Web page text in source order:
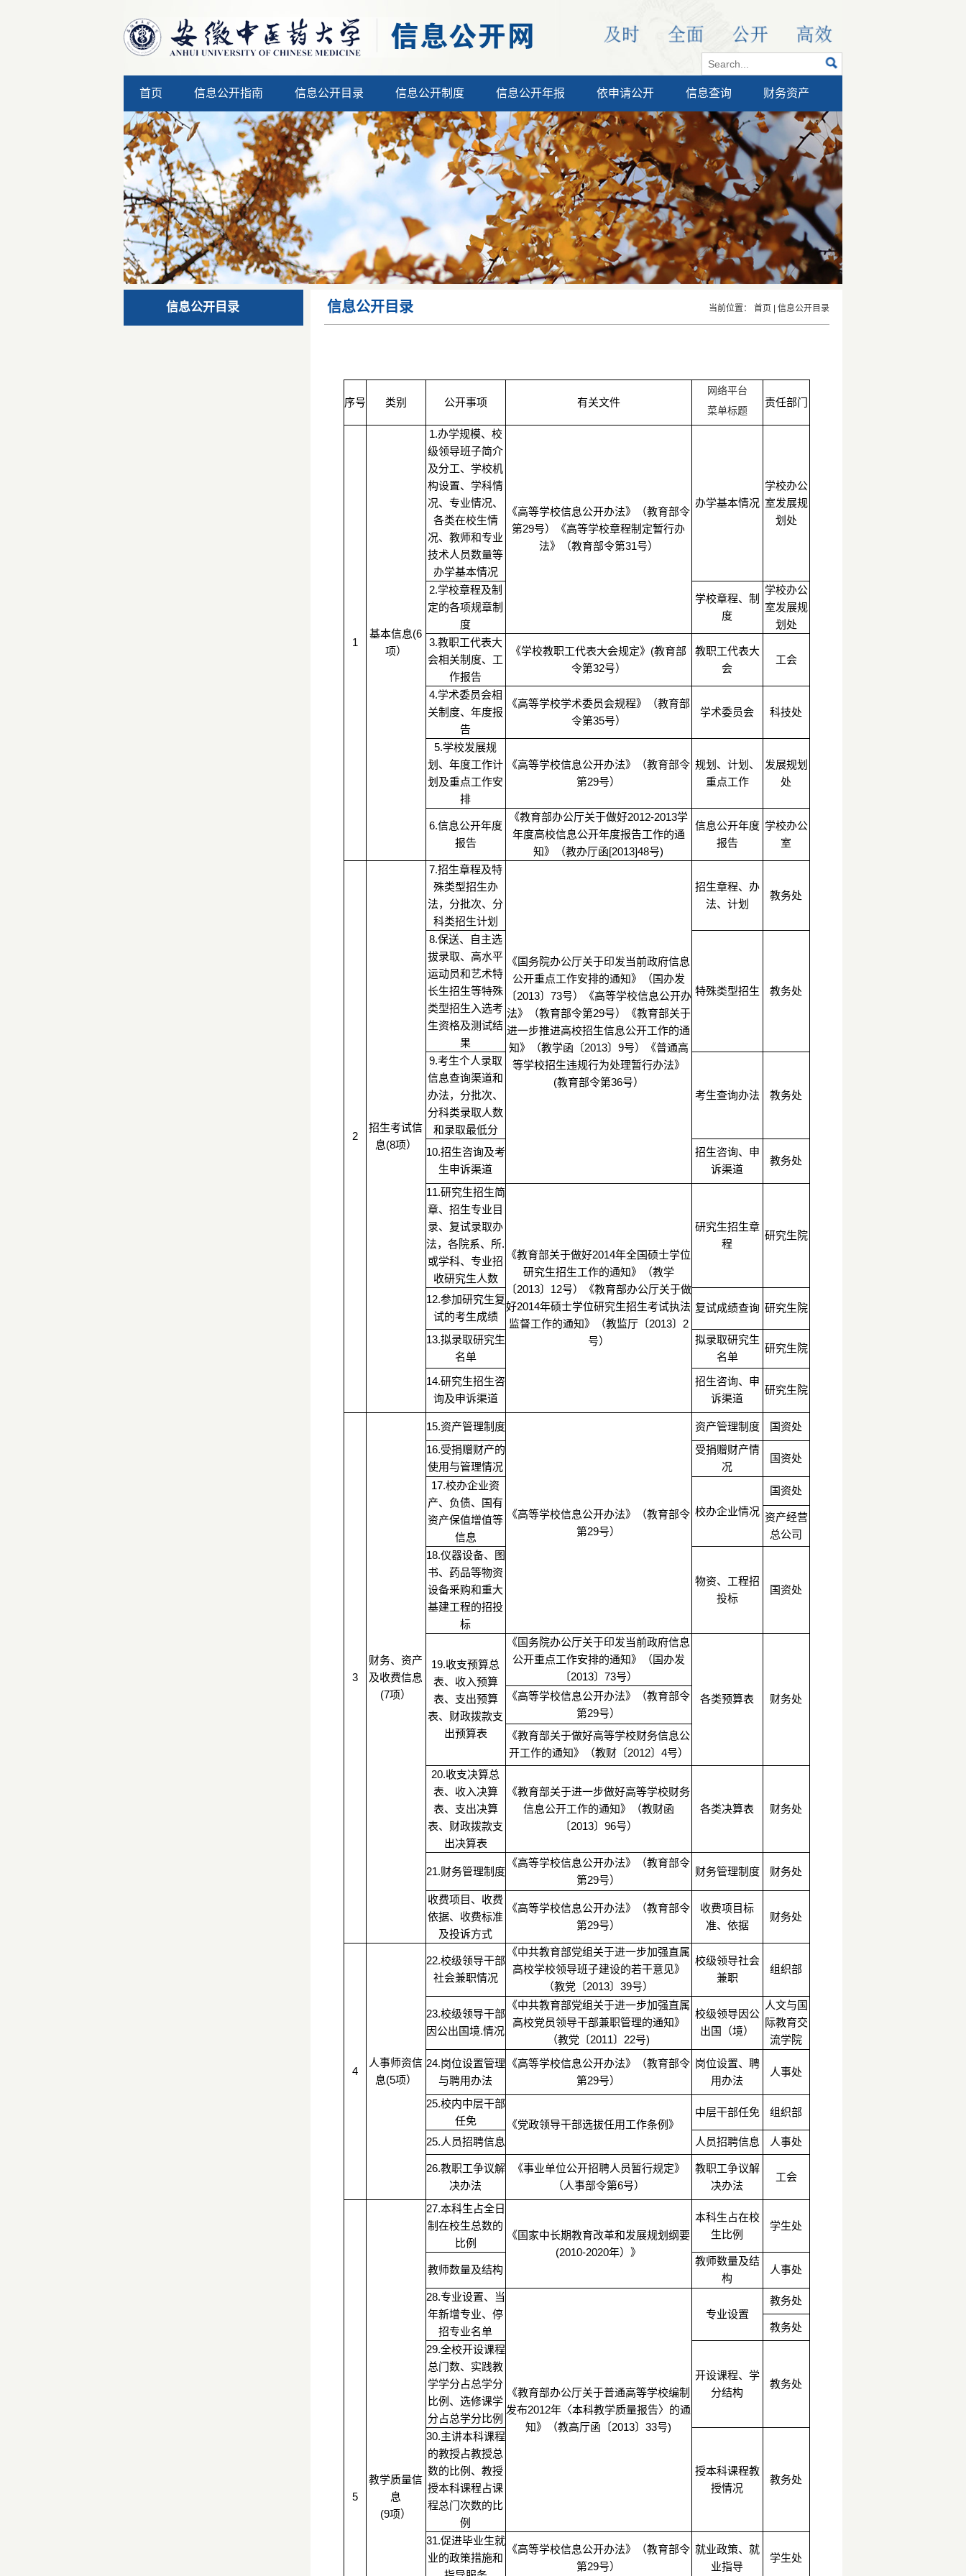
首页 信息公开指南 信息公开目录 信息公开制度 信息公开年报 依申请公开 信息查询 财务资产
信息公开目录 信息公开目录 当前位置： 首页 信息公开目录
序号 类别 公开事项 有关文件
网络平台
菜单标题
责任部门
1
基本信息(6
项）
1.办学规模、校
级领导班子简介
及分工、学校机
构设置、学科情
况、专业情况、
各类在校生情
况、教师和专业
技术人员数量等
办学基本情况
《高等学校信息公开办法》（教育部令
第29号）《高等学校章程制定暂行办
法》（教育部令第31号）
办学基本情况
学校办公
室发展规
划处
2.学校章程及制
定的各项规章制
度
学校章程、制
度
学校办公
室发展规
划处
3.教职工代表大
会相关制度、工
作报告
《学校教职工代表大会规定》(教育部
令第32号）
教职工代表大
会
工会
4.学术委员会相
关制度、年度报
告
《高等学校学术委员会规程》（教育部
令第35号）
学术委员会 科技处
5.学校发展规
划、年度工作计
划及重点工作安
排
《高等学校信息公开办法》（教育部令
第29号）
规划、计划、
重点工作
发展规划
处
6.信息公开年度
报告
《教育部办公厅关于做好2012-2013学
年度高校信息公开年度报告工作的通
知》（教办厅函[2013]48号)
信息公开年度
报告
学校办公
室
2
招生考试信
息(8项）
7.招生章程及特
殊类型招生办
法，分批次、分
科类招生计划
《国务院办公厅关于印发当前政府信息
公开重点工作安排的通知》（国办发
〔2013〕73号）《高等学校信息公开办
法》（教育部令第29号）《教育部关于
进一步推进高校招生信息公开工作的通
知》（教学函〔2013〕9号）《普通高
等学校招生违规行为处理暂行办法》
(教育部令第36号）
招生章程、办
法、计划
教务处
8.保送、自主选
拔录取、高水平
运动员和艺术特
长生招生等特殊
类型招生入选考
生资格及测试结
果
特殊类型招生 教务处
9.考生个人录取
信息查询渠道和
办法，分批次、
分科类录取人数
和录取最低分
考生查询办法 教务处
10.招生咨询及考
生申诉渠道
招生咨询、申
诉渠道
教务处
11.研究生招生简
章、招生专业目
录、复试录取办
法，各院系、所.
或学科、专业招
收研究生人数
《教育部关于做好2014年全国硕士学位
研究生招生工作的通知》（教学
〔2013〕12号）《教育部办公厅关于做
好2014年硕士学位研究生招生考试执法
监督工作的通知》（教监厅〔2013〕2
号）
研究生招生章
程
研究生院
12.参加研究生复
试的考生成绩
复试成绩查询 研究生院
13.拟录取研究生
名单
拟录取研究生
名单
研究生院
14.研究生招生咨
询及申诉渠道
招生咨询、申
诉渠道
研究生院
3
财务、资产
及收费信息
(7项）
15.资产管理制度
《高等学校信息公开办法》（教育部令
第29号）
资产管理制度
国资处
16.受捐赠财产的
使用与管理情况
受捐赠财产情
况
国资处
17.校办企业资
产、负债、国有
资产保值增值等
信息
校办企业情况
国资处
资产经营
总公司
18.仪器设备、图
书、药品等物资
设备釆购和重大
基建工程的招投
标
物资、工程招
投标
国资处
19.收支预算总
表、收入预算
表、支出预算
表、财政拨款支
出预算表
《国务院办公厅关于印发当前政府信息
公开重点工作安排的通知》（国办发
〔2013〕73号）
各类预算表
财务处
《高等学校信息公开办法》（教育部令
第29号）
《教育部关于做好高等学校财务信息公
开工作的通知》（教财〔2012〕4号）
20.收支决算总
表、收入决算
表、支出决算
表、财政拨款支
出决算表
《教育部关于进一步做好高等学校财务
信息公开工作的通知》（教财函
〔2013〕96号）
各类决算表 财务处
21.财务管理制度
《高等学校信息公开办法》（教育部令
第29号）
财务管理制度 财务处
收费项目、收费
依据、收费标准
及投诉方式
《高等学校信息公开办法》（教育部令
第29号）
收费项目标
准、依据
财务处
4
人事师资信
息(5项）
22.校级领导干部
社会兼职情况
《中共教育部党组关于进一步加强直属
高校学校领导班子建设的若干意见》
（教党〔2013〕39号）
校级领导社会
兼职
组织部
23.校级领导干部
因公出国境.情况
《中共教育部党组关于进一步加强直属
高校党员领导干部兼职管理的通知》
（教党〔2011〕22号)
校级领导因公
出国（境）
人文与国
际教育交
流学院
24.岗位设置管理
与聘用办法
《高等学校信息公开办法》（教育部令
第29号）
岗位设置、聘
用办法
人事处
25.校内中层干部
任免
《党政领导干部选拔任用工作条例》
中层干部任免 组织部
25.人员招聘信息 人员招聘信息 人事处
26.教职工争议解
决办法
《事业单位公开招聘人员暂行规定》
（人事部令第6号）
教职工争议解
决办法
工会
5
教学质量信
息
(9项）
27.本科生占全日
制在校生总数的
比例
《国家中长期教育改革和发展规划纲要
(2010-2020年）》
本科生占在校
生比例
学生处
教师数量及结构
教师数量及结
构
人事处
28.专业设置、当
年新增专业、停
招专业名单
《教育部办公厅关于普通高等学校编制
发布2012年〈本科教学质量报告〉的通
知》（教高厅函〔2013〕33号)
专业设置
教务处
教务处
29.全校开设课程
总门数、实践教
学学分占总学分
比例、选修课学
分占总学分比例
开设课程、学
分结构
教务处
30.主讲本科课程
的教授占教授总
数的比例、教授
授本科课程占课
程总门次数的比
例
授本科课程教
授情况
教务处
31.促进毕业生就
业的政策措施和
《高等学校信息公开办法》（教育部令
第29号）
就业政策、就
业指导
学生处